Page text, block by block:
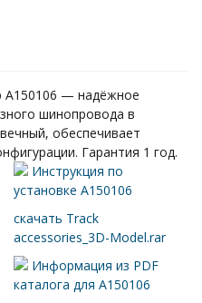
A150106 — надёжное
шинопровода в
обеспечивает
Гарантия 1 год.
Инструкция по
установке A150106
скачать Track
accessories_3D-Model.rar
Информация из PDF
каталога для A150106